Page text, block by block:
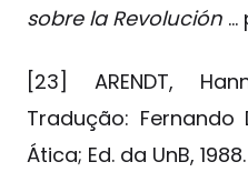
sobre la Revolución …
[23] ARENDT,
Tradução: Fernando
Ática; Ed. da UnB,